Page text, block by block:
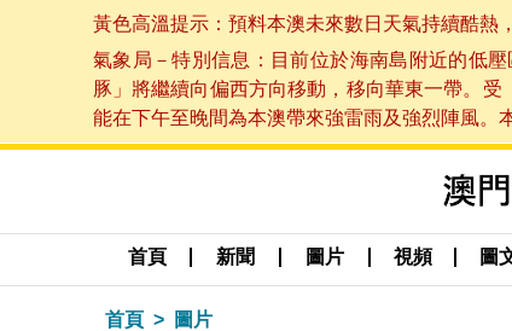
黃色高溫提示：預料本澳未來數日天氣持續酷熱
氣象局－特別信息：目前位於海南島附近的低
豚」將繼續向偏西方向移動，移向華東一帶。
能在下午至晚間為本澳帶來強雷雨及強烈陣風。
首頁 新聞 圖片 視頻 圖
首頁 圖片